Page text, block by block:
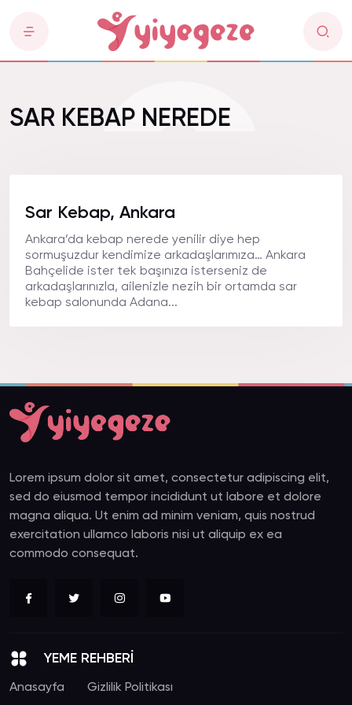
SAR KEBAP NEREDE
Sar Kebap, Ankara
Ankara’da kebap nerede yenilir diye hep
sormuşuzdur kendimize arkadaşlarımıza… Ankara
Bahçelide ister tek başınıza isterseniz de
arkadaşlarınızla, ailenizle nezih bir ortamda sar
kebap salonunda Adana...
Lorem ipsum dolor sit amet, consectetur adipiscing elit,
sed do eiusmod tempor incididunt ut labore et dolore
magna aliqua. Ut enim ad minim veniam, quis nostrud
exercitation ullamco laboris nisi ut aliquip ex ea
commodo consequat.
YEME REHBERİ
Anasayfa Gizlilik Politikası